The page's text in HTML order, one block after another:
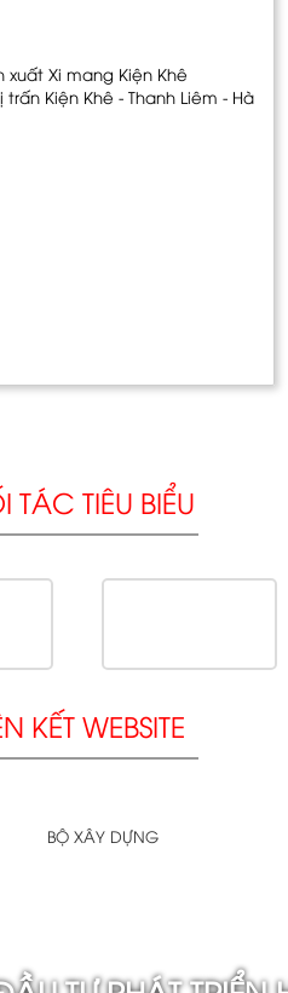
xuất Xi mang Kiện Khê
Kiện Khê - Thanh Liêm - Hà
TÁC TIÊU BIỂU
KẾT WEBSITE
BỘ XÂY DỰNG